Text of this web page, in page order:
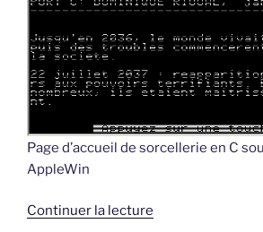
Page d’accueil de sorcellerie en C
AppleWin
Continuer la lecture